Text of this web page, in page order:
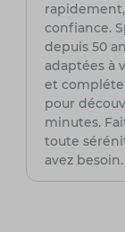
confiance.
depuis 50
adaptées à
et
pour
minutes.
toute
avez besoin.